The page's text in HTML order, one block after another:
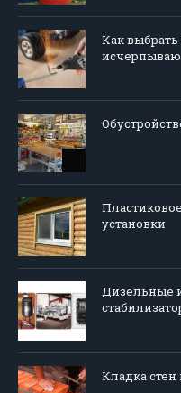
Как
установки
Дизельные
Кладка